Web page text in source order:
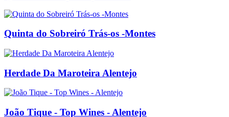
Quinta do Sobreiró Trás-os -Montes
Herdade Da Maroteira Alentejo
João Tique - Top Wines - Alentejo